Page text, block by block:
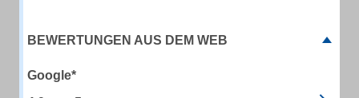
BEWERTUNGEN AUS DEM WEB
Google*